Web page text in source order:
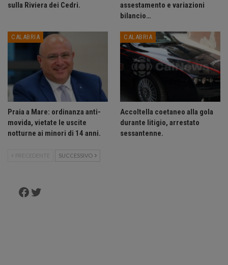
sulla Riviera dei Cedri.
assestamento e variazioni
bilancio…
CALABRIA
Praia a Mare: ordinanza anti-
movida, vietate le uscite
notturne ai minori di 14 anni.
CALABRIA
Accoltella coetaneo alla gola
durante litigio, arrestato
sessantenne.
PRECEDENTE SUCCESSIVO
Facebook
Twitter